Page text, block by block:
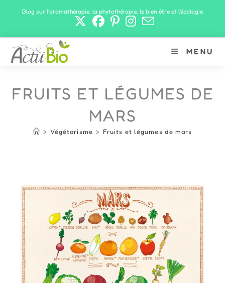
Blog sur l'aromathérapie, la phytothérapie, le bien être et l'écologie
MENU
FRUITS ET LÉGUMES DE
MARS
> Végétarisme > Fruits et légumes de mars